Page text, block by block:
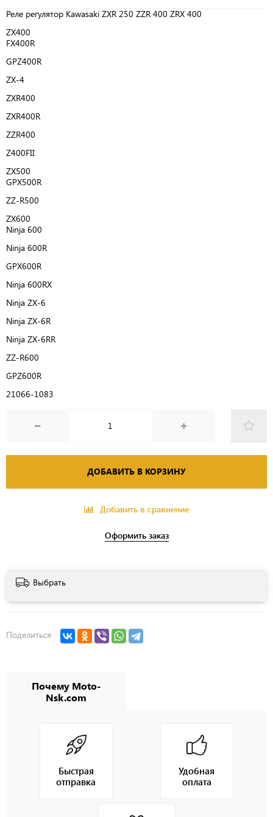
Реле регулятор Kawasaki ZXR 250 ZZR 400 ZRX 400
ZX400
FX400R
GPZ400R
ZX-4
ZXR400
ZXR400R
ZZR400
Z400FII
ZX500
GPX500R
ZZ-R500
ZX600
Ninja 600
Ninja 600R
GPX600R
Ninja 600RX
Ninja ZX-6
Ninja ZX-6R
Ninja ZX-6RR
ZZ-R600
GPZ600R
21066-1083
ДОБАВИТЬ В КОРЗИНУ
Добавить в сравнение
Оформить заказ
Выбрать
Поделиться
Почему Moto-
Nsk.com
Быстрая
отправка
Удобная
оплата